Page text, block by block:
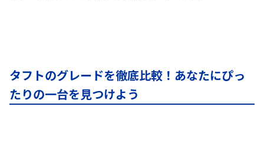
タフトのグレードを徹底比較！あなたにぴっ
たりの一台を見つけよう